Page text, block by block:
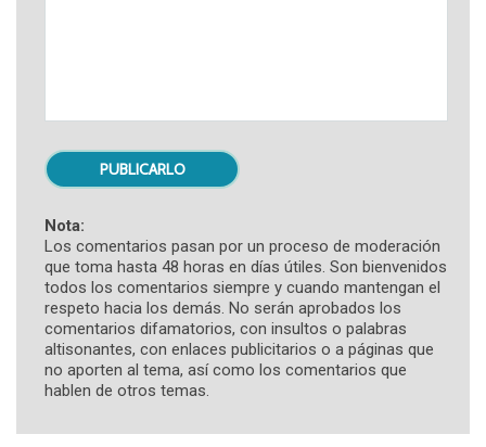
Nota:
Los comentarios pasan por un proceso de moderación
que toma hasta 48 horas en días útiles. Son bienvenidos
todos los comentarios siempre y cuando mantengan el
respeto hacia los demás. No serán aprobados los
comentarios difamatorios, con insultos o palabras
altisonantes, con enlaces publicitarios o a páginas que
no aporten al tema, así como los comentarios que
hablen de otros temas.